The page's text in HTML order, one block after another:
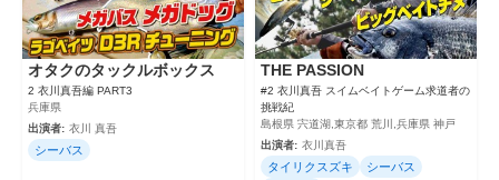
オタクのタックルボックス
2 衣川真吾編 PART3
兵庫県
出演者: 衣川 真吾
シーバス
THE PASSION
#2 衣川真吾 スイムベイトゲーム求道者の
挑戦紀
島根県 宍道湖,東京都 荒川,兵庫県 神戸
出演者: 衣川真吾
タイリクスズキ
シーバス